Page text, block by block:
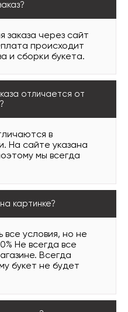
заказа через сайт
происходит
и сборки букета.
отличается от
в
На сайте указана
мы всегда
картинке?
условия, но не
Не всегда все
Всегда
букет не будет